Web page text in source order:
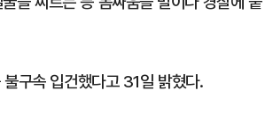
구속 입건했다고 31일 밝혔다.